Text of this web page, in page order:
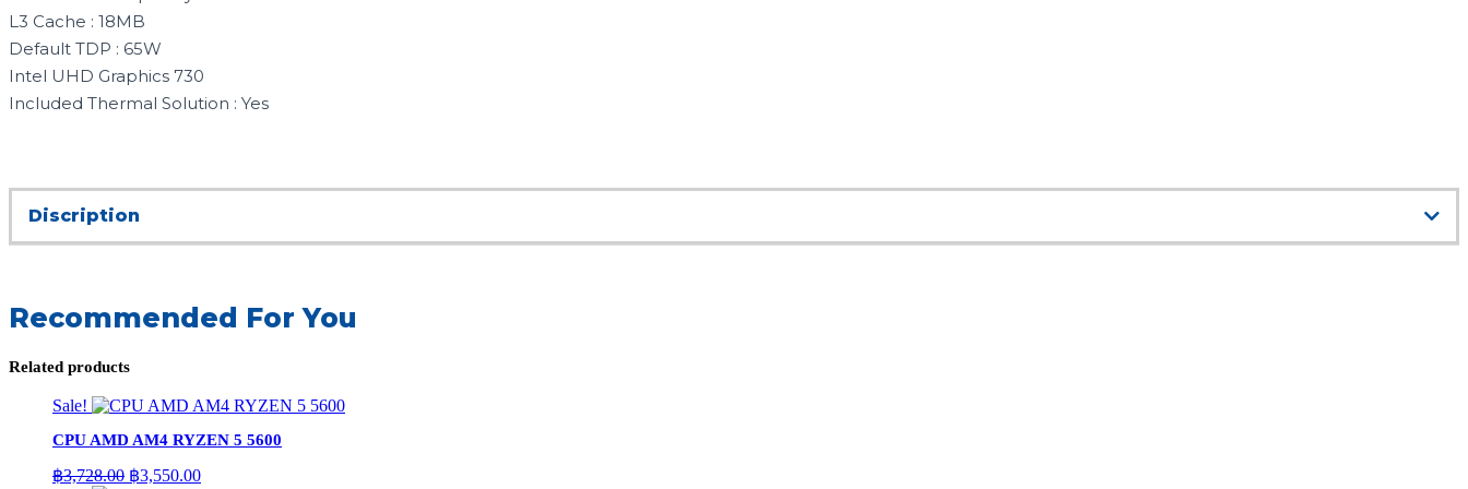
L3 Cache : 18MB
Default TDP : 65W
Intel UHD Graphics 730
Included Thermal Solution : Yes
Discription
Recommended For You
Related products
Sale!
CPU AMD AM4 RYZEN 5 5600
฿3,728.00 Original
฿3,550.00Current